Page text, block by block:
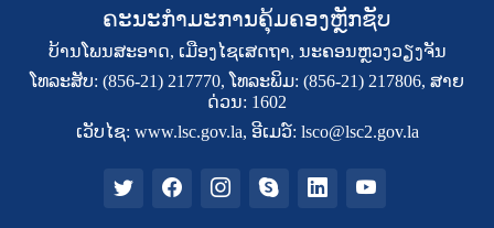
ຄະນະກຳມະການຄຸ້ມຄອງຫຼັກຊັບ
ບ້ານໂພນສະອາດ, ເມືອງໄຊເສດຖາ, ນະຄອນຫຼວງວຽງຈັນ
ໂທລະສັບ: (856-21) 217770, ໂທລະພິມ: (856-21) 217806, ສາຍ
ດ່ວນ: 1602
ເວັບໄຊ: www.lsc.gov.la, ອີເມວ໌: lsco@lsc2.gov.la